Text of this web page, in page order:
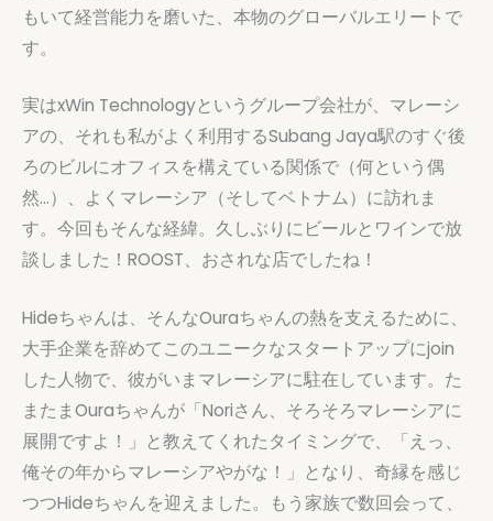
もいて経営能力を磨いた、本物のグローバルエリートで
す。
実はxWin Technologyというグループ会社が、マレーシ
アの、それも私がよく利用するSubang Jaya駅のすぐ後
ろのビルにオフィスを構えている関係で（何という偶
然…）、よくマレーシア（そしてベトナム）に訪れま
す。今回もそんな経緯。久しぶりにビールとワインで放
談しました！ROOST、おされな店でしたね！
Hideちゃんは、そんなOuraちゃんの熱を支えるために、
大手企業を辞めてこのユニークなスタートアップにjoin
した人物で、彼がいまマレーシアに駐在しています。た
またまOuraちゃんが「Noriさん、そろそろマレーシアに
展開ですよ！」と教えてくれたタイミングで、「えっ、
俺その年からマレーシアやがな！」となり、奇縁を感じ
つつHideちゃんを迎えました。もう家族で数回会って、